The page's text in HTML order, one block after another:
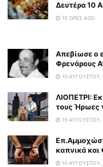
Δευτέρα 10
15 ΏΡΕΣ AGO
Απεβίωσε ο
Φρενάρους
10 ΑΥΓΟΎΣΤΟΥ,
ΛΙΟΠΕΤΡΙ:
τους Ήρωες
10 ΑΥΓΟΎΣΤΟΥ,
καπνικά
10 ΑΥΓΟΎΣΤΟΥ,